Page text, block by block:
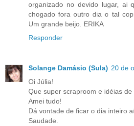
organizado no devido lugar, ai
chogado fora outro dia o tal
Um grande beijo. ERIKA
Responder
Solange Damásio (Sula) 20 de
Oi Júlia!
Que super scraproom e idéias de
Amei tudo!
Dá vontade de ficar o dia inteiro
Saudade.